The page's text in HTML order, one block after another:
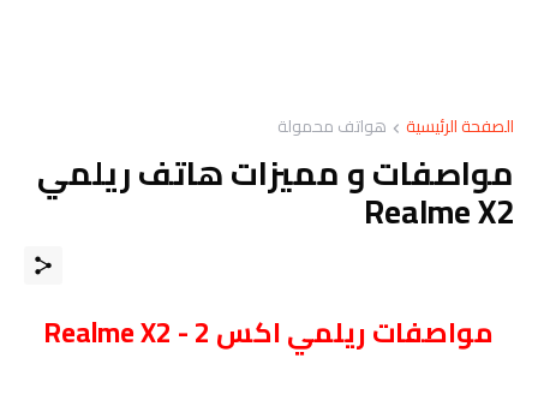
الصفحة الرئيسية هواتف محمولة
مواصفات و مميزات هاتف ريلمي
Realme X2
مواصفاتريلمي اكس 2 - Realme X2